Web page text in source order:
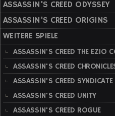
ASSASSIN'S CREED ODYSSEY
ASSASSIN'S CREED ORIGINS
WEITERE SPIELE
ASSASSIN'S CREED THE EZIO
ASSASSIN'S CREED
ASSASSIN'S CREED SYNDICATE
ASSASSIN'S CREED UNITY
ASSASSIN'S CREED ROGUE